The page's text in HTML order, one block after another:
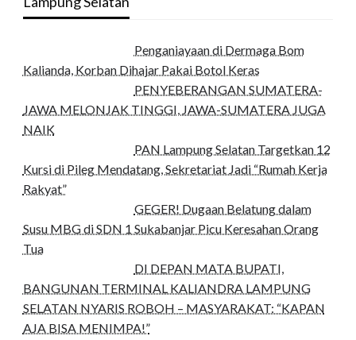
Penganiayaan di Dermaga Bom
Kalianda, Korban Dihajar Pakai Botol Keras
PENYEBERANGAN SUMATERA-
JAWA MELONJAK TINGGI, JAWA-SUMATERA JUGA
NAIK
PAN Lampung Selatan Targetkan 12
Kursi di Pileg Mendatang, Sekretariat Jadi “Rumah Kerja
Rakyat”
GEGER! Dugaan Belatung dalam
Susu MBG di SDN 1 Sukabanjar Picu Keresahan Orang
Tua
DI DEPAN MATA BUPATI,
BANGUNAN TERMINAL KALIANDRA LAMPUNG
SELATAN NYARIS ROBOH – MASYARAKAT: “KAPAN
AJA BISA MENIMPA!”